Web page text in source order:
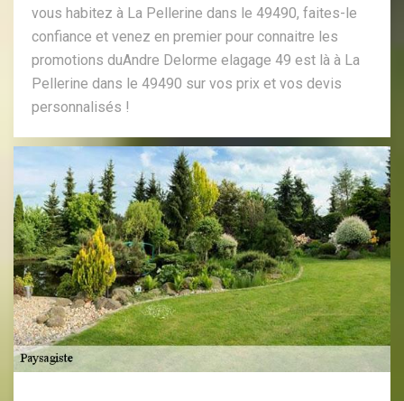
vous habitez à La Pellerine dans le 49490, faites-le
confiance et venez en premier pour connaitre les
promotions duAndre Delorme elagage 49 est là à La
Pellerine dans le 49490 sur vos prix et vos devis
personnalisés !